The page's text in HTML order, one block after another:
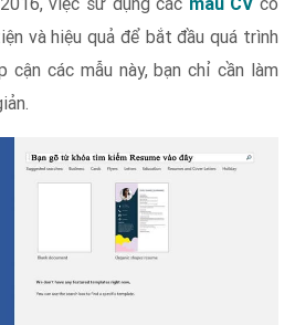
và hiệu quả để bắt đầu quá trình
cận các mẫu này, bạn chỉ cần làm